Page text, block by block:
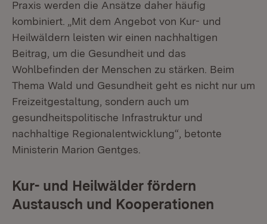
Praxis werden die Ansätze daher häufig
kombiniert. „Mit dem Angebot von Kur- und
Heilwäldern leisten wir einen nachhaltigen
Beitrag, um die Gesundheit und das
Wohlbefinden der Menschen zu stärken. Beim
Thema Wald und Gesundheit geht es nicht nur um
Freizeitgestaltung, sondern auch um
gesundheitspolitische Infrastruktur und
nachhaltige Regionalentwicklung“, betonte
Ministerin Marion Gentges.
Kur- und Heilwälder fördern
Austausch und Kooperationen